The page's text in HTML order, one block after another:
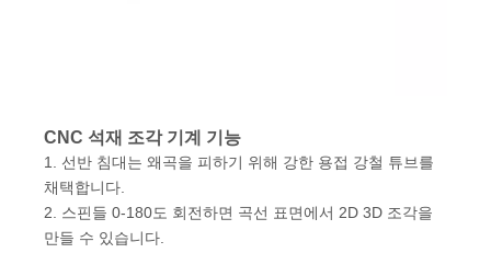
CNC 석재 조각 기계 기능
1. 선반 침대는 왜곡을 피하기 위해 강한 용접 강철 튜브를
채택합니다.
2. 스핀들 0-180도 회전하면 곡선 표면에서 2D 3D 조각을
만들 수 있습니다.